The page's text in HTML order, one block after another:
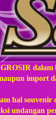
import
hal souvenir
undangan